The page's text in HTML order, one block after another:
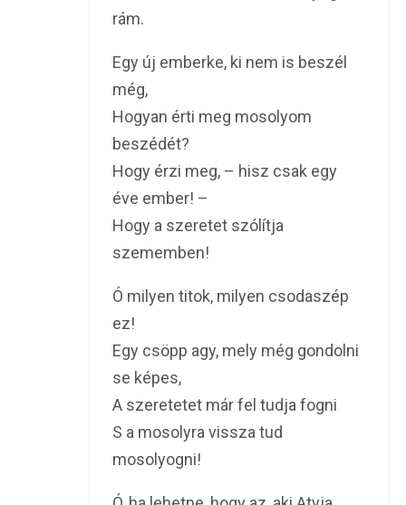
rám.
Egy új emberke, ki nem is beszél
még,
Hogyan érti meg mosolyom
beszédét?
Hogy érzi meg, – hisz csak egy
éve ember! –
Hogy a szeretet szólítja
szememben!
Ó milyen titok, milyen csodaszép
ez!
Egy csöpp agy, mely még gondolni
se képes,
A szeretetet már fel tudja fogni
S a mosolyra vissza tud
mosolyogni!